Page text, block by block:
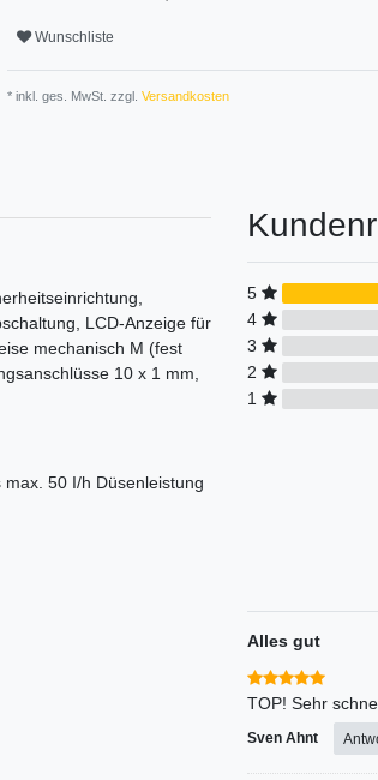
Wunschliste
* inkl. ges. MwSt. zzgl. Versandkosten
LCD-Anzeige für
mechanisch M (fest
10 x 1 mm,
50 I/h Düsenleistung
5
4
3
2
1
Alles gut
TOP! Sehr
Sven Ahnt